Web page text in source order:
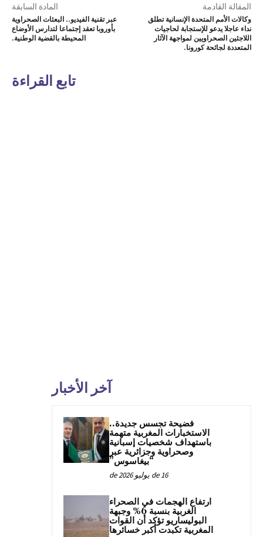
المادة السابقة
عبر تقنية الفيديو.. البعثات الصحراوية
بأوروبا تعقد إجتماعا لتدارس الأوضاع
المحيطة بالقضية الوطنية.
المقالة القادمة
وكالات الأمم المتحدة الإنسانية تطلق
نداء عاجلا يدعو للإستجابة لحاجيات
اللاجئين الصحراويين لمواجهة الآثار
المتعددة لجائحة كورونا.
تابع القراءة
آخر الأخبار
فضيحة تجسس جديدة..
الاستخبارات المغربية متهمة
باستهداف شخصيات إسبانية
وصحراوية وجزائرية عبر
“بيغاسوس”
16 de يوليو de 2026
ارتفاع الهجمات في الصحراء
الغربية بنسبة 6% وجبهة
البوليساريو تؤكد أن القوات
المغربية تكبدت أكبر خسائرها